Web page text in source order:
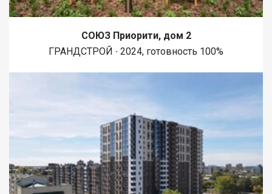
СОЮЗ Приорити, дом 2
ГРАНДСТРОЙ ∙ 2024, готовность 100%